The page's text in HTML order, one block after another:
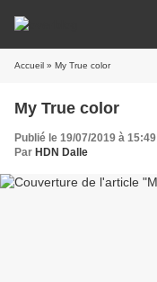
Accueil » My True color
My True color
Publié le 19/07/2019 à 15:49
Par HDN Dalle